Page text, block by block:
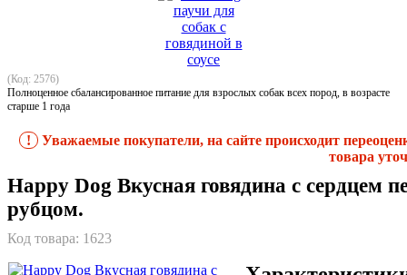
(Код: 2576)
Полноценное сбалансированное питание для взрослых собак всех пород, в возрасте
старше 1 года
!
Уважаемые покупатели, на сайте происходит
товара
Happy Dog Вкусная говядина с сердцем
рубцом.
Код товара: 1623